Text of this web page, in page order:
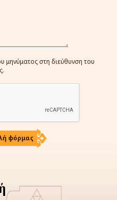
μηνύματος στη διεύθυνση του
φόρμας